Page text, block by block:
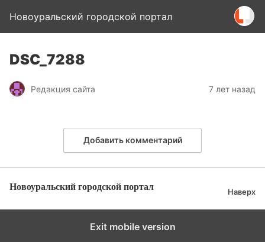
Новоуральский городской портал
DSC_7288
Редакция сайта 7 лет назад
Добавить комментарий
Новоуральский городской портал Наверх
Exit mobile version